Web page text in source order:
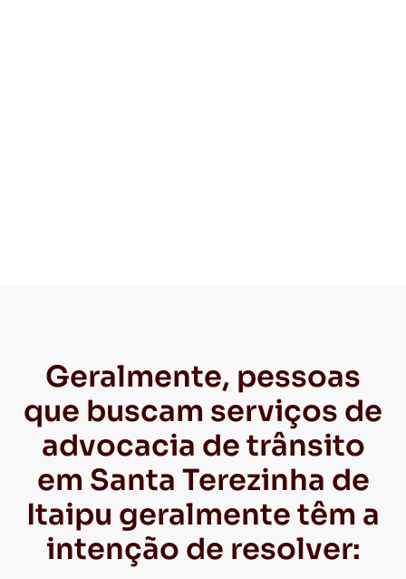
Geralmente, pessoas
que buscam serviços de
advocacia de trânsito
em Santa Terezinha de
Itaipu geralmente têm a
intenção de resolver: